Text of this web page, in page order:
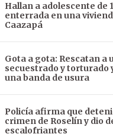
Hallan a adolescente de
enterrada en una
Caazapá
Gota a gota: Rescatan a
secuestrado y torturado
una banda de usura
Policía afirma que
crimen de Roselín y dio
escalofriantes